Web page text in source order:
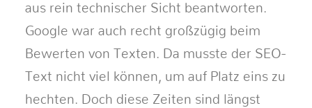
aus rein technischer Sicht beantworten.
Google war auch recht großzügig beim
Bewerten von Texten. Da musste der SEO-
Text nicht viel können, um auf Platz eins zu
hechten. Doch diese Zeiten sind längst